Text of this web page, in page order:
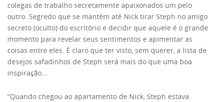
colegas de trabalho secretamente apaixonados um pelo
outro. Segredo que se mantém até Nick tirar Steph no amigo
secreto (oculto) do escritório e decidir que aquele é o grande
momento para revelar seus sentimentos e apimentar as
coisas entre eles. É claro que ter visto, sem querer, a lista de
desejos safadinhos de Steph será mais do que uma boa
inspiração...
“Quando chegou ao apartamento de Nick, Steph estava